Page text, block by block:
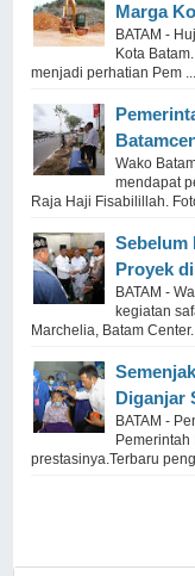
Marga
BATAM -
Kota
menjadi perhatian Pem ...
Wako
mendapat
Raja Haji Fisabilillah.
Sebelum
Proyek
BATAM -
kegiatan
Marchelia, Batam
Diganjar
BATAM -
Pemerintah
prestasinya.Terbaru